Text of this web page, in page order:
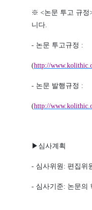
※ <논문 투고 규정
니다.
- 논문 투고규정 :
(http://
- 논문 발행규정 :
(http://
▶ 심사계획
- 심사위원 : 편집위
- 심사기준: 논문의